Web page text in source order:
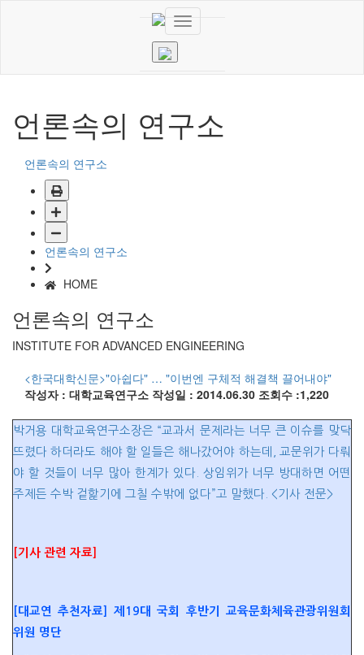
언론속의 연구소
언론속의 연구소
언론속의 연구소
HOME
언론속의 연구소
INSTITUTE FOR ADVANCED ENGINEERING
<한국대학신문>"아쉽다" … "이번엔 구체적 해결책 끌어내야"
작성자 : 대학교육연구소 작성일 : 2014.06.30 조회수 :1,220
박거용 대학교육연구소장은 “교과서 문제라는 너무 큰 이슈를 맞닥
뜨렸다 하더라도 해야 할 일들은 해나갔어야 하는데, 교문위가 다뤄
야 할 것들이 너무 많아 한계가 있다. 상임위가 너무 방대하면 어떤
주제든 수박 겉핥기에 그칠 수밖에 없다”고 말했다. <기사 전문>
[기사 관련 자료]
[대교연 추천자료] 제19대 국회 후반기 교육문화체육관광위원회
위원 명단